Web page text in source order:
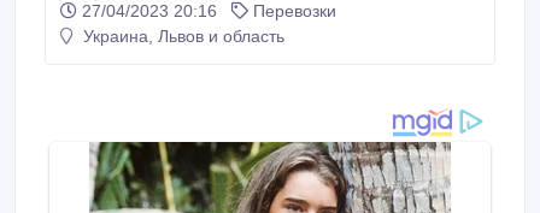
передачі в обидві сторони. Телефонуйте:
+380500361310 - Viber/Whats up Дополнительная
27/04/2023 20:16
Перевозки
Украина, Львов и область